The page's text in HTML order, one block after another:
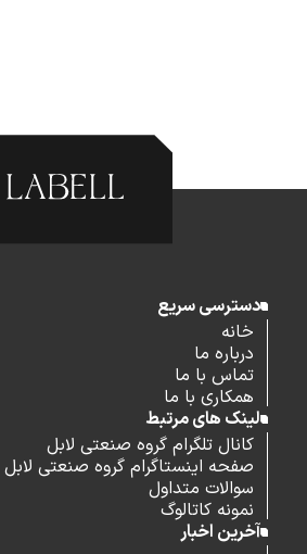
دسترسی سریع
خانه
درباره ما
تماس با ما
همکاری با ما
لینک های مرتبط
کانال تلگرام گروه صنعتی لابل
صفحه اینستاگرام گروه صنعتی لابل
سوالات متداول
نمونه کاتالوگ
آخرین اخبار